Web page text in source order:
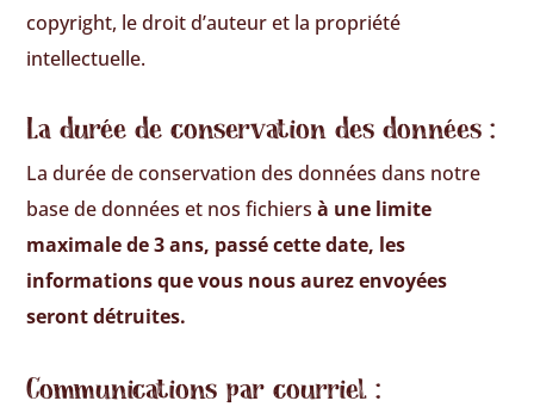
copyright, le droit d’auteur et la propriété
intellectuelle.
La durée de conservation des données :
La durée de conservation des données dans notre
base de données et nos fichiersà une limite
maximale de 3 ans, passé cette date, les
informations que vous nous aurez envoyées
seront détruites.
Communications par courriel :